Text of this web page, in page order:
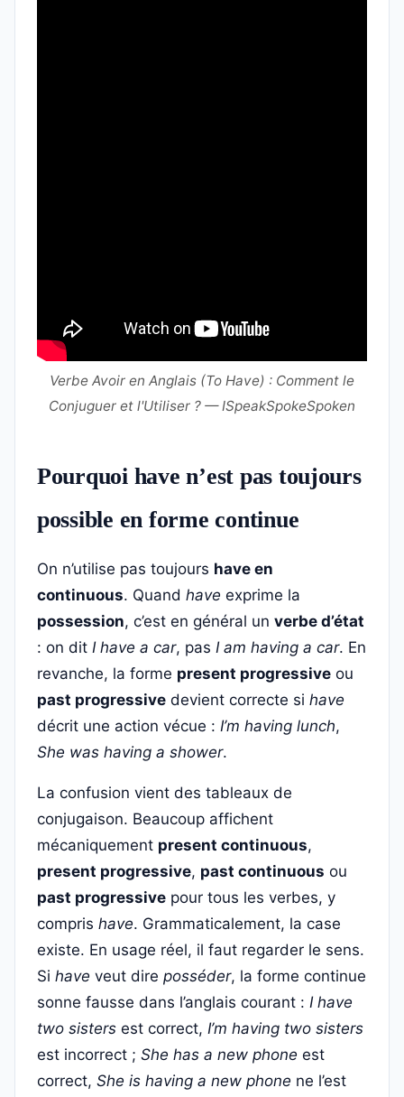
Verbe Avoir en Anglais (To Have) : Comment le
Conjuguer et l'Utiliser ? — ISpeakSpokeSpoken
Pourquoi have n’est pas toujours
possible en forme continue
On n’utilise pas toujours have en
continuous. Quand have exprime la
possession, c’est en général un verbe d’état
: on dit I have a car, pas I am having a car. En
revanche, la forme present progressive ou
past progressive devient correcte si have
décrit une action vécue : I’m having lunch,
She was having a shower.
La confusion vient des tableaux de
conjugaison. Beaucoup affichent
mécaniquement present continuous,
present progressive, past continuous ou
past progressive pour tous les verbes, y
compris have. Grammaticalement, la case
existe. En usage réel, il faut regarder le sens.
Si have veut dire posséder, la forme continue
sonne fausse dans l’anglais courant : I have
two sisters est correct, I’m having two sisters
est incorrect ; She has a new phone est
correct, She is having a new phone ne l’est